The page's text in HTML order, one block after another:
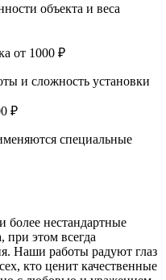
объекта и веса
от 1000 ₽
и сложность установки
₽
специальные
более нестандартные
при этом всегда
Наши работы радуют глаз
кто ценит качественные